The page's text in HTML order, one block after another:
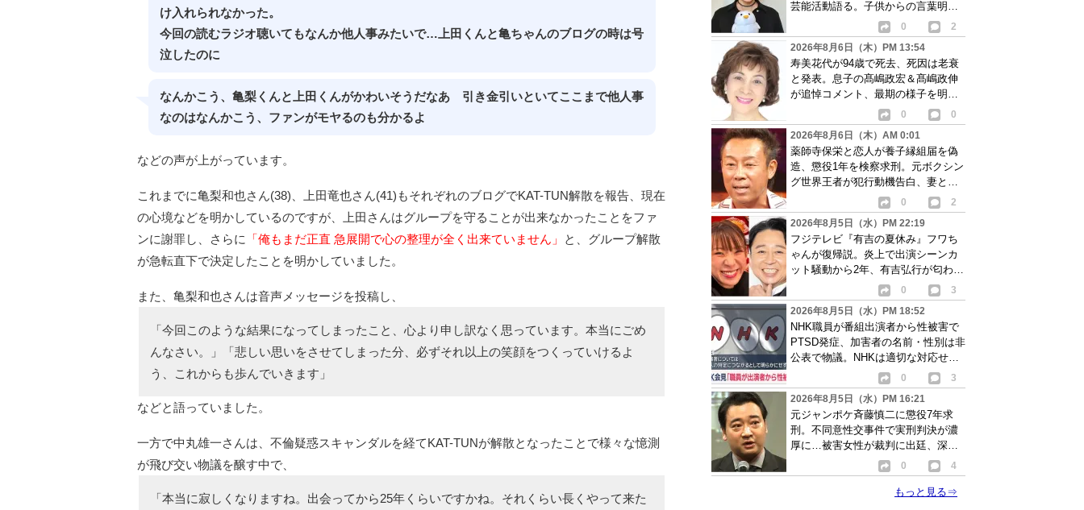
け入れられなかった。
今回の読むラジオ聴いてもなんか他人事みたいで…上田くんと亀ちゃんのブログの時は号
泣したのに
なんかこう、亀梨くんと上田くんがかわいそうだなあ 引き金引いといてここまで他人事
なのはなんかこう、ファンがモヤるのも分かるよ
などの声が上がっています。
これまでに亀梨和也さん(38)、上田竜也さん(41)もそれぞれのブログでKAT-TUN解散を報告、現在
の心境などを明かしているのですが、上田さんはグループを守ることが出来なかったことをファ
ンに謝罪し、さらに
「俺もまだ正直 急展開で心の整理が全く出来ていません」
と、グループ解散
が急転直下で決定したことを明かしていました。
また、亀梨和也さんは音声メッセージを投稿し、
「今回このような結果になってしまったこと、心より申し訳なく思っています。本当にごめ
んなさい。」「悲しい思いをさせてしまった分、必ずそれ以上の笑顔をつくっていけるよ
う、これからも歩んでいきます」
などと語っていました。
一方で中丸雄一さんは、不倫疑惑スキャンダルを経てKAT-TUNが解散となったことで様々な憶測
が飛び交い物議を醸す中で、
「本当に寂しくなりますね。出会ってから25年くらいですかね。それくらい長くやって来た
芸能活動語る。子供からの言葉明か
0
2
2026年8月6日（木）PM 13:54
寿美花代が94歳で死去、死因は老衰
と発表。息子の髙嶋政宏＆髙嶋政伸
が追悼コメント、最期の様子を明か
0
0
2026年8月6日（木）AM 0:01
薬師寺保栄と恋人が養子縁組届を偽
造、懲役1年を検察求刑。元ボクシン
グ世界王者が犯行動機告白、妻と離
0
2
2026年8月5日（水）PM 22:19
フジテレビ『有吉の夏休み』フワち
ゃんが復帰説。炎上で出演シーンカ
ット騒動から2年、有吉弘行が匂わせ
0
3
2026年8月5日（水）PM 18:52
NHK職員が番組出演者から性被害で
PTSD発症、加害者の名前・性別は非
公表で物議。NHKは適切な対応せず
0
3
2026年8月5日（水）PM 16:21
元ジャンポケ斉藤慎二に懲役7年求
刑。不同意性交事件で実刑判決が濃
厚に…被害女性が裁判に出廷、深刻
0 4
もっと見る⇒